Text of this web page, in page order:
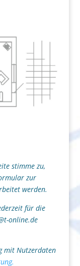
stimme zu,
zur
werden.
für die
online.de
mit Nutzerdaten